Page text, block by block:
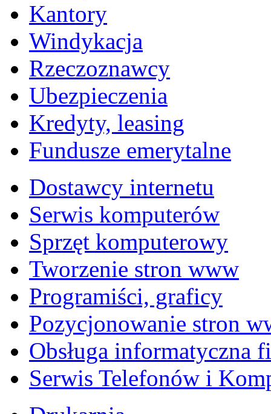
Kantory
Windykacja
Rzeczoznawcy
Ubezpieczenia
Kredyty, leasing
Fundusze emerytalne
Dostawcy internetu
Serwis komputerów
Sprzęt komputerowy
Tworzenie stron www
Programiści, graficy
Pozycjonowanie stron
Obsługa informatyczna
Serwis Telefonów i